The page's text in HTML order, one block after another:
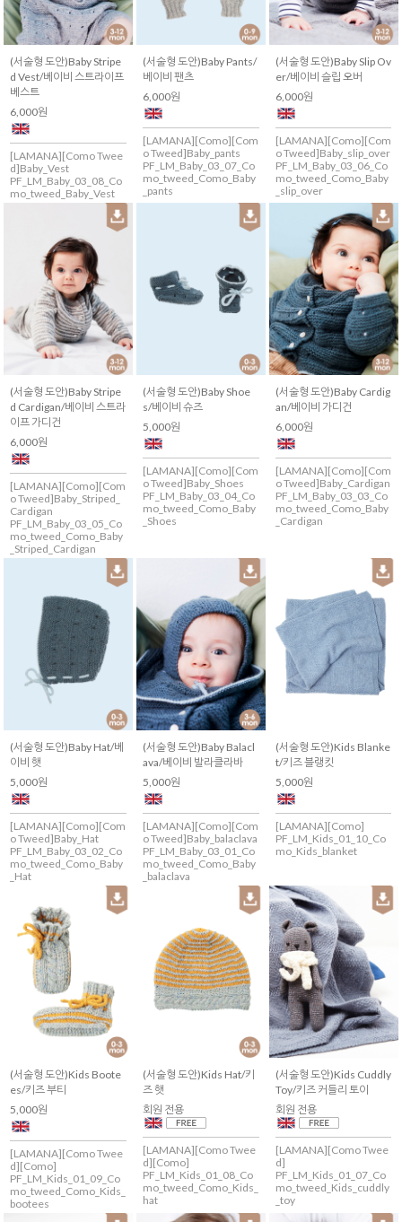
(서술형 도안)Baby Stripe
d Vest/베이비 스트라이프
베스트
6,000원
[LAMANA][Como Twee
d]Baby_Vest
PF_LM_Baby_03_08_Co
mo_tweed_Baby_Vest
(서술형 도안)Baby Pants/
베이비 팬츠
6,000원
[LAMANA][Como][Com
o Tweed]Baby_pants
PF_LM_Baby_03_07_Co
mo_tweed_Como_Baby
_pants
(서술형 도안)Baby Slip Ov
er/베이비 슬립 오버
6,000원
[LAMANA][Como][Com
o Tweed]Baby_slip_over
PF_LM_Baby_03_06_Co
mo_tweed_Como_Baby
_slip_over
(서술형 도안)Baby Stripe
d Cardigan/베이비 스트라
이프 가디건
6,000원
[LAMANA][Como][Com
o Tweed]Baby_Striped_
Cardigan
PF_LM_Baby_03_05_Co
mo_tweed_Como_Baby
_Striped_Cardigan
(서술형 도안)Baby Shoe
s/베이비 슈즈
5,000원
[LAMANA][Como][Com
o Tweed]Baby_Shoes
PF_LM_Baby_03_04_Co
mo_tweed_Como_Baby
_Shoes
(서술형 도안)Baby Cardig
an/베이비 가디건
6,000원
[LAMANA][Como][Com
o Tweed]Baby_Cardigan
PF_LM_Baby_03_03_Co
mo_tweed_Como_Baby
_Cardigan
(서술형 도안)Baby Hat/베
이비 햇
5,000원
[LAMANA][Como][Com
o Tweed]Baby_Hat
PF_LM_Baby_03_02_Co
mo_tweed_Como_Baby
_Hat
(서술형 도안)Baby Balacl
ava/베이비 발라클라바
5,000원
[LAMANA][Como][Com
o Tweed]Baby_balaclava
PF_LM_Baby_03_01_Co
mo_tweed_Como_Baby
_balaclava
(서술형 도안)Kids Blanke
t/키즈 블랭킷
5,000원
[LAMANA][Como]
PF_LM_Kids_01_10_Co
mo_Kids_blanket
(서술형 도안)Kids Boote
es/키즈 부티
5,000원
[LAMANA][Como Twee
d][Como]
PF_LM_Kids_01_09_Co
mo_tweed_Como_Kids_
bootees
(서술형 도안)Kids Hat/키
즈 햇
회원 전용
[LAMANA][Como Twee
d][Como]
PF_LM_Kids_01_08_Co
mo_tweed_Como_Kids_
hat
(서술형 도안)Kids Cuddly
Toy/키즈 커들리 토이
회원 전용
[LAMANA][Como Twee
d]
PF_LM_Kids_01_07_Co
mo_tweed_Kids_cuddly
_toy